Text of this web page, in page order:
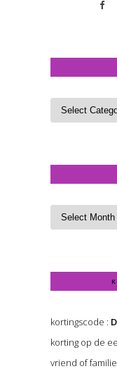
kortingscode :
korting op de
vriend of